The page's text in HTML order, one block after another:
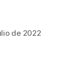
de 2022